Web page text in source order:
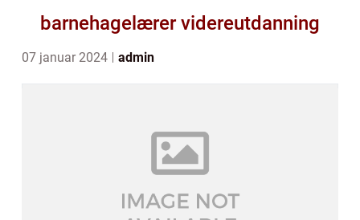
barnehagelærer videreutdanning
07 januar 2024 admin